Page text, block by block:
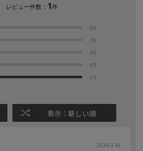
レビュー件数： 1件
(0)
(0)
(0)
(0)
(1)
表示：新しい順
2026.3.31